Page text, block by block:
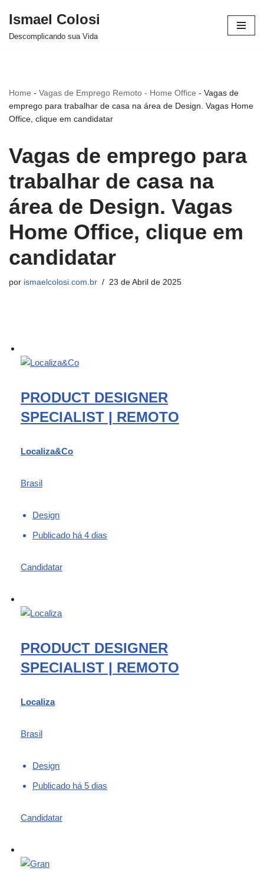
Avançar
Ismael Colosi
Descomplicando sua Vida
Home - Vagas de Emprego Remoto - Home Office - Vagas de
emprego para trabalhar de casa na área de Design. Vagas Home
Office, clique em candidatar
Vagas de emprego para
trabalhar de casa na
área de Design. Vagas
Home Office, clique em
candidatar
por ismaelcolosi.com.br 23 de Abril de 2025
PRODUCT DESIGNER
SPECIALIST | REMOTO
Localiza&Co
Brasil
Design
Publicado há 4 dias
Candidatar
PRODUCT DESIGNER
SPECIALIST | REMOTO
Localiza
Brasil
Design
Publicado há 5 dias
Candidatar